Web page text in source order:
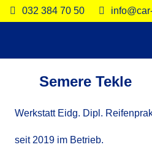
032 384 70 50
Semere Tekle
Werkstatt Eidg. Dipl.
seit 2019 im Betrieb.